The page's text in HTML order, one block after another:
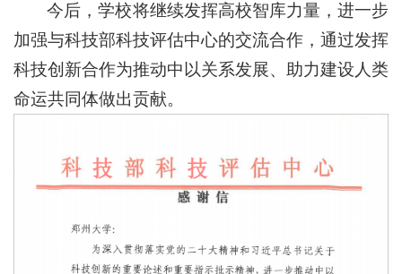
今后，学校将继续发挥高校智库力量，进一步
加强与科技部科技评估中心的交流合作，通过发挥
科技创新合作为推动中以关系发展、助力建设人类
命运共同体做出贡献。